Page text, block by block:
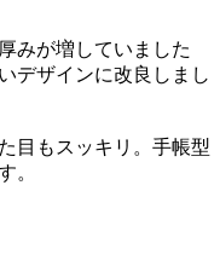
みが増していました
デザインに改良しまし
目もスッキリ。手帳型
。